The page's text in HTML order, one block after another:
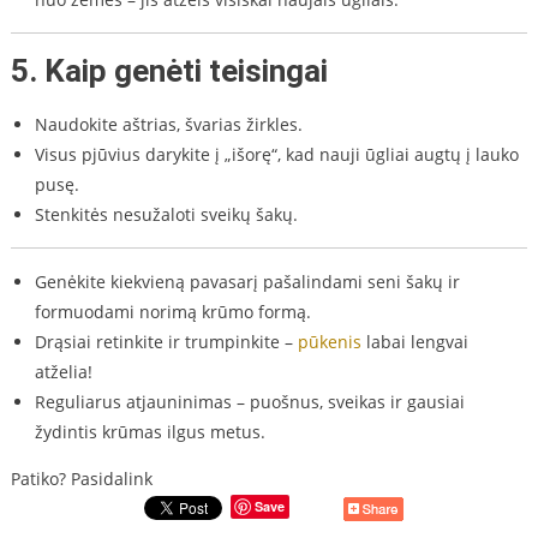
5. Kaip genėti teisingai
Naudokite aštrias, švarias žirkles.
Visus pjūvius darykite į „išorę“, kad nauji ūgliai augtų į lauko
pusę.
Stenkitės nesužaloti sveikų šakų.
Genėkite kiekvieną pavasarį pašalindami seni šakų ir
formuodami norimą krūmo formą.
Drąsiai retinkite ir trumpinkite – pūkenis labai lengvai
atželia!
Reguliarus atjauninimas – puošnus, sveikas ir gausiai
žydintis krūmas ilgus metus.
Patiko? Pasidalink
Save